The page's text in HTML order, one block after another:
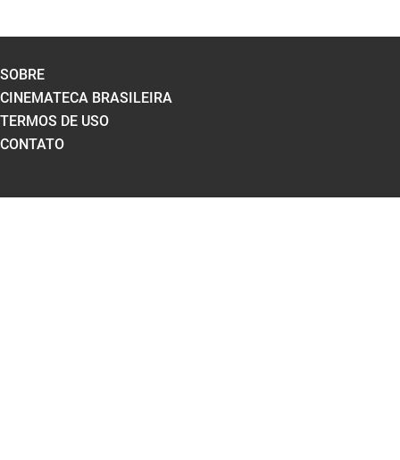
SOBRE
CINEMATECA BRASILEIRA
TERMOS DE USO
CONTATO